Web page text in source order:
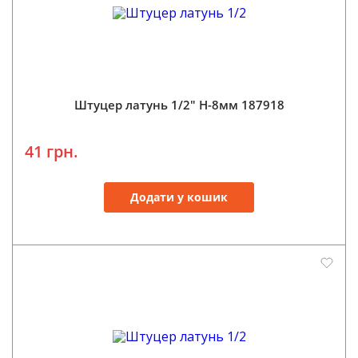
Штуцер латунь 1/2" Н-8мм 187918
41 грн.
Додати у кошик